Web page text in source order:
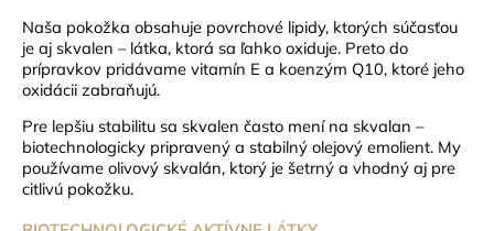
Naša pokožka obsahuje povrchové lipidy, ktorých súčasťou
je aj skvalen – látka, ktorá sa ľahko oxiduje. Preto do
prípravkov pridávame vitamín E a koenzým Q10, ktoré jeho
oxidácii zabraňujú.
Pre lepšiu stabilitu sa skvalen často mení na skvalan –
biotechnologicky pripravený a stabilný olejový emolient. My
používame olivový skvalán, ktorý je šetrný a vhodný aj pre
citlivú pokožku.